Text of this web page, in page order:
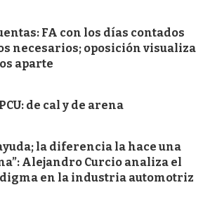
FA con los días contados
necesarios; oposición visualiza
aparte
de cal y de arena
la diferencia la hace una
Alejandro Curcio analiza el
en la industria automotriz